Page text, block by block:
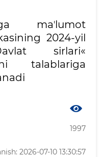
maʼlumot
2024-yil
sirlari«
talablariga
1997
2026-07-10 13:30:57